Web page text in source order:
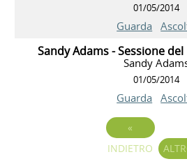
01/05/2014
Guarda
Sandy Adams - Sessione
Sandy
01/05/2014
Guarda
«
INDIETRO